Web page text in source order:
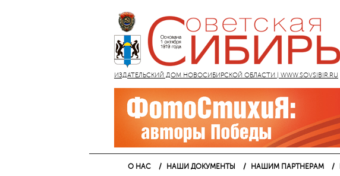
ИЗДАТЕЛЬСКИЙ ДОМ НОВОСИБИРСКОЙ ОБЛАСТИ | WWW.SOVSIBIR.RU
О НАС НАШИ ДОКУМЕНТЫ НАШИМ ПАРТНЕРАМ